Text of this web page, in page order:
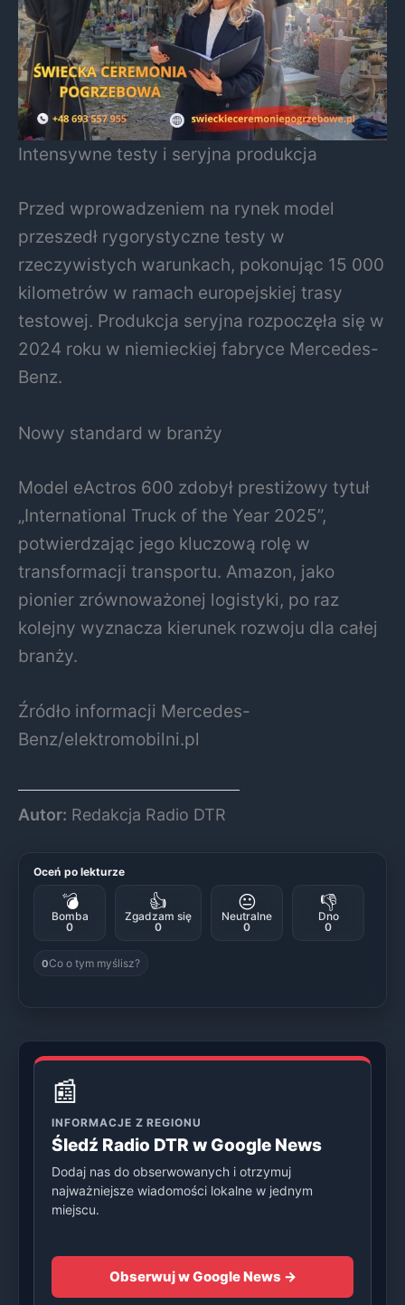
Intensywne testy i seryjna produkcja
Przed wprowadzeniem na rynek model
przeszedł rygorystyczne testy w
rzeczywistych warunkach, pokonując 15 000
kilometrów w ramach europejskiej trasy
testowej. Produkcja seryjna rozpoczęła się w
2024 roku w niemieckiej fabryce Mercedes-
Benz.
Nowy standard w branży
Model eActros 600 zdobył prestiżowy tytuł
„International Truck of the Year 2025”,
potwierdzając jego kluczową rolę w
transformacji transportu. Amazon, jako
pionier zrównoważonej logistyki, po raz
kolejny wyznacza kierunek rozwoju dla całej
branży.
Źródło informacji Mercedes-
Benz/elektromobilni.pl
Autor: Redakcja Radio DTR
Oceń po lekturze
💣
Bomba
0
👍
Zgadzam się
0
😐
Neutralne
0
👎
Dno
0
0Co o tym myślisz?
📰
INFORMACJE Z REGIONU
Śledź Radio DTR w Google News
Dodaj nas do obserwowanych i otrzymuj
najważniejsze wiadomości lokalne w jednym
miejscu.
Obserwuj w Google News →